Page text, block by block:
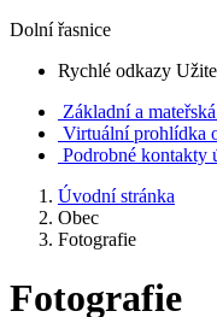
Dolní řasnice
Rychlé odkazy
Základní a
Virtuální prohlídka
Podrobné kontakty
Úvodní stránka
Obec
Fotografie
Fotografie